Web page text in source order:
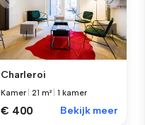
Charleroi
Kamer 21 m² |1 kamer
€ 400 Bekijk meer